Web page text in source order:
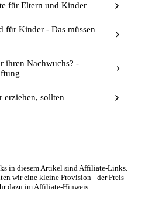
für Eltern und Kinder
für Kinder - Das müssen
ihren Nachwuchs? -
erziehen, sollten
in diesem Artikel sind Affiliate-Links.
wir eine kleine Provision - der Preis
dazu imAffiliate-Hinweis.